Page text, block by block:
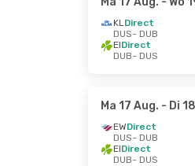
KLDirect
DUS- DUB
EIDirect
DUB- DUS
Ma 17 Aug. - Di
EWDirect
DUS- DUB
EIDirect
DUB- DUS